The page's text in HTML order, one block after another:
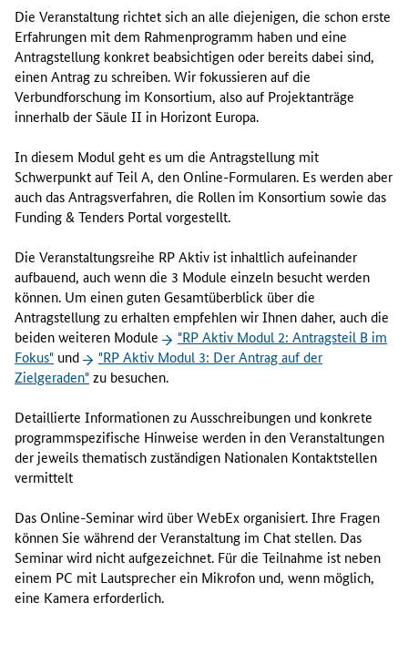
u
l
1
"
S
m
r
t
e
r
t
a
r
t
m
i
t
n
t
r
a
s
t
e
i
l
Die Veranstaltung richtet sich an alle diejenigen, die schon erste
Erfahrungen mit dem Rahmenprogramm haben und eine
Antragstellung konkret beabsichtigen oder bereits dabei sind,
einen Antrag zu schreiben. Wir fokussieren auf die
Verbundforschung im Konsortium, also auf Projektanträge
innerhalb der Säule II in Horizont Europa.
In diesem Modul geht es um die Antragstellung mit
Schwerpunkt auf Teil A, den Online-Formularen. Es werden aber
auch das Antragsverfahren, die Rollen im Konsortium sowie das
Funding & Tenders Portal vorgestellt.
Die Veranstaltungsreihe RP Aktiv ist inhaltlich aufeinander
aufbauend, auch wenn die 3 Module einzeln besucht werden
können. Um einen guten Gesamtüberblick über die
Antragstellung zu erhalten empfehlen wir Ihnen daher, auch die
beiden weiteren Module
"RP Aktiv Modul 2: Antragsteil B im
Fokus" und
"RP Aktiv Modul 3: Der Antrag auf der
Zielgeraden"zu besuchen.
Detaillierte Informationen zu Ausschreibungen und konkrete
programmspezifische Hinweise werden in den Veranstaltungen
der jeweils thematisch zuständigen Nationalen Kontaktstellen
vermittelt
Das Online-Seminar wird über WebEx organisiert. Ihre Fragen
können Sie während der Veranstaltung im Chat stellen. Das
Seminar wird nicht aufgezeichnet. Für die Teilnahme ist neben
einem PC mit Lautsprecher ein Mikrofon und, wenn möglich,
eine Kamera erforderlich.